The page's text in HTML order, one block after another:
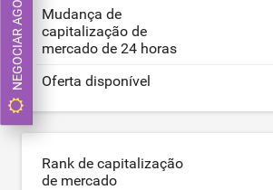
Mudança de
capitalização de
mercado de 24 horas
Oferta disponível
Rank de capitalização
de mercado
NEGOCIAR AGORA